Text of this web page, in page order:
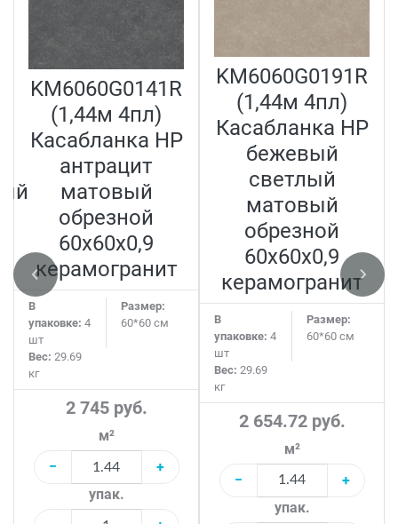
KM6060G0141R
(1,44м 4пл)
Касабланка HP
антрацит
матовый
обрезной
60x60x0,9
керамогранит
В
упаковке: 4
шт
Размер:
60*60 см
Вес: 29.69
кг
2 745 руб.
м²
−
+
упак.
KM6060G0191R
(1,44м 4пл)
Касабланка HP
бежевый
светлый
матовый
обрезной
60x60x0,9
керамогранит
В
упаковке: 4
шт
Размер:
60*60 см
Вес: 29.69
кг
2 654.72 руб.
м²
−
+
упак.